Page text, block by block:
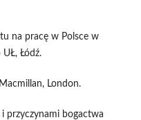
na pracę w Polsce w
Łódź.
London.
przyczynami bogactwa